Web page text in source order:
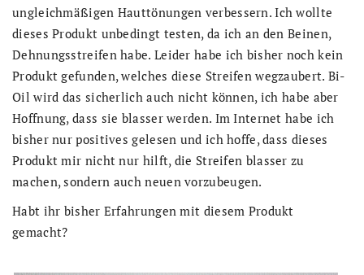
ungleichmäßigen Hauttönungen verbessern. Ich wollte
dieses Produkt unbedingt testen, da ich an den Beinen,
Dehnungsstreifen habe. Leider habe ich bisher noch kein
Produkt gefunden, welches diese Streifen wegzaubert. Bi-
Oil wird das sicherlich auch nicht können, ich habe aber
Hoffnung, dass sie blasser werden. Im Internet habe ich
bisher nur positives gelesen und ich hoffe, dass dieses
Produkt mir nicht nur hilft, die Streifen blasser zu
machen, sondern auch neuen vorzubeugen.
Habt ihr bisher Erfahrungen mit diesem Produkt
gemacht?